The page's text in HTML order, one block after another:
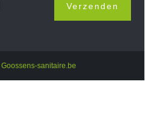
Goossens-sanitaire.be